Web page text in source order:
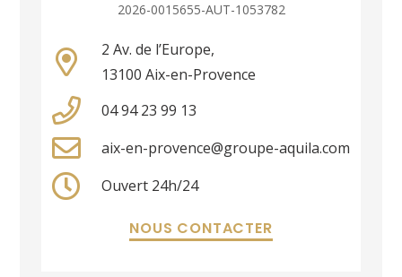
2026-0015655-AUT-1053782
2 Av. de l’Europe,
13100 Aix-en-Provence
04 94 23 99 13
aix-en-provence@groupe-aquila.com
Ouvert 24h/24
NOUS CONTACTER